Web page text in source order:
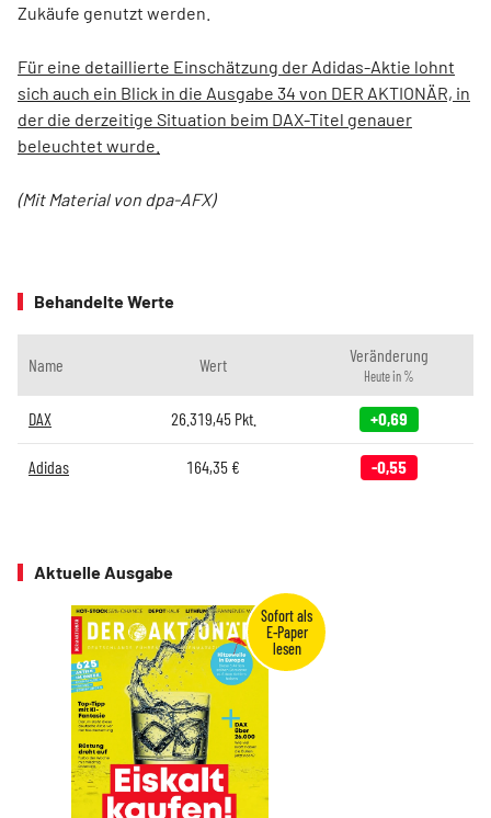
Zukäufe genutzt werden.
Für eine detaillierte Einschätzung der Adidas-Aktie lohnt
sich auch ein Blick in die Ausgabe 34 von DER AKTIONÄR, in
der die derzeitige Situation beim DAX-Titel genauer
beleuchtet wurde.
(Mit Material von dpa-AFX)
Behandelte Werte
Name Wert Veränderung
Heute in %
DAX 26.319,45Pkt. +0,69
Adidas 164,35 € -0,55
Aktuelle Ausgabe